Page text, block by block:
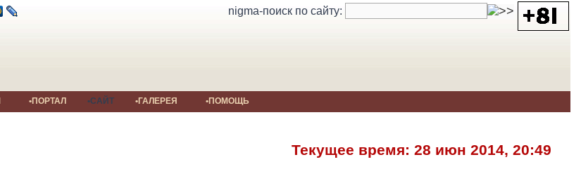
nigma-поиск по сайту:
•ПОРТАЛ •САЙТ •ГАЛЕРЕЯ •ПОМОЩЬ
Текущее время: 28 июн 2014, 20:49